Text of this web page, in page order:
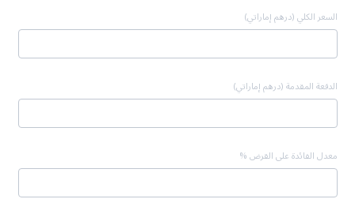
السعر الكلي (درهم إماراتي)
الدفعة المقدمة (درهم إماراتي)
معدل الفائدة على القرض %